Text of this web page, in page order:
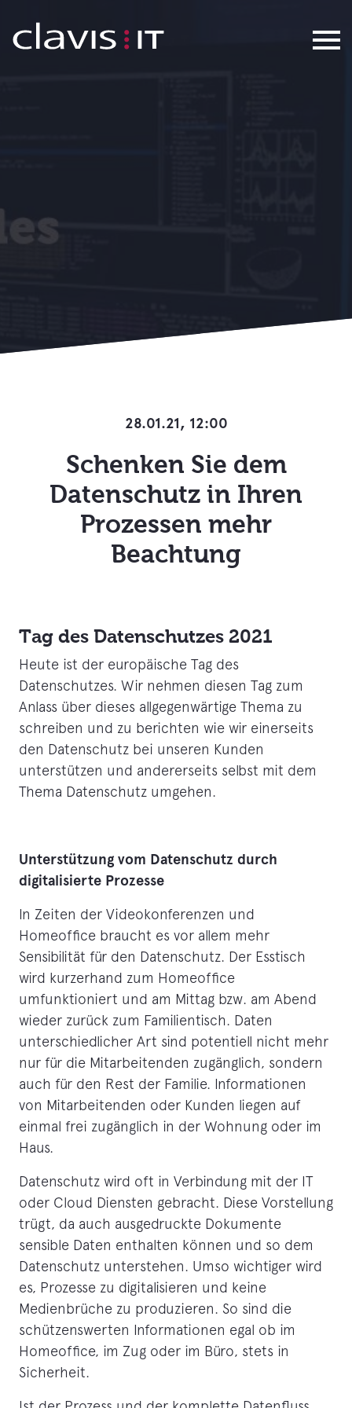
28.01.21, 12:00
Schenken Sie dem
Datenschutz in Ihren
Prozessen mehr
Beachtung
Tag des Datenschutzes 2021
Heute ist der europäische Tag des
Datenschutzes. Wir nehmen diesen Tag zum
Anlass über dieses allgegenwärtige Thema zu
schreiben und zu berichten wie wir einerseits
den Datenschutz bei unseren Kunden
unterstützen und andererseits selbst mit dem
Thema Datenschutz umgehen.
Unterstützung vom Datenschutz durch
digitalisierte Prozesse
In Zeiten der Videokonferenzen und
Homeoffice braucht es vor allem mehr
Sensibilität für den Datenschutz. Der Esstisch
wird kurzerhand zum Homeoffice
umfunktioniert und am Mittag bzw. am Abend
wieder zurück zum Familientisch. Daten
unterschiedlicher Art sind potentiell nicht mehr
nur für die Mitarbeitenden zugänglich, sondern
auch für den Rest der Familie. Informationen
von Mitarbeitenden oder Kunden liegen auf
einmal frei zugänglich in der Wohnung oder im
Haus.
Datenschutz wird oft in Verbindung mit der IT
oder Cloud Diensten gebracht. Diese Vorstellung
trügt, da auch ausgedruckte Dokumente
sensible Daten enthalten können und so dem
Datenschutz unterstehen. Umso wichtiger wird
es, Prozesse zu digitalisieren und keine
Medienbrüche zu produzieren. So sind die
schützenswerten Informationen egal ob im
Homeoffice, im Zug oder im Büro, stets in
Sicherheit.